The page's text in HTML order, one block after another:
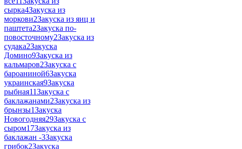
сырка4Закуска из
моркови2Закуска из яиц и
паштета2Закуска по-
повосточному2Закуска из
судака2Закуска
Домино9Закуска из
кальмаров2Закуска с
бароаниной6Закуска
украинская9Закуска
рыбная11Закуска с
баклажанами2Закуска из
брынзы1Закуска
Новогодняя29Закуска с
сыром17Закуска из
баклажан -3Закуска
грибок2Закуска